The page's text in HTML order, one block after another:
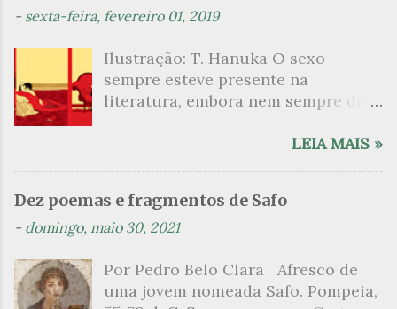
t
i
o
- sexta-feira, fevereiro 01, 2019
Ilustração: T. Hanuka O sexo
sempre esteve presente na
literatura, embora nem sempre de
que mergulharam em sua própria
psicanalítico e findaram por revelar
a partir dessa intimidade o lado
apresenta um conjunto de livros
nos quais os escritores se
LEIA MAIS »
Dez poemas e fragmentos de Safo
- domingo, maio 30, 2021
Por Pedro Belo Clara Afresco de
uma jovem nomeada Safo. Pompeia,